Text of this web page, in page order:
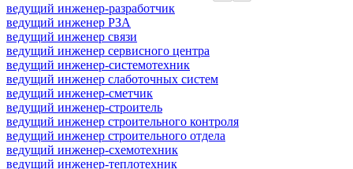
ведущий инженер-разработчик
ведущий инженер РЗА
ведущий инженер связи
ведущий инженер сервисного центра
ведущий инженер-системотехник
ведущий инженер слаботочных систем
ведущий инженер-сметчик
ведущий инженер-строитель
ведущий инженер строительного контроля
ведущий инженер строительного отдела
ведущий инженер-схемотехник
ведущий инженер-теплотехник